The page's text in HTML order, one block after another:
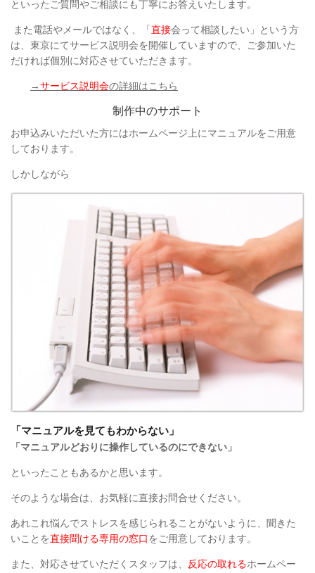
といったご質問やご相談にも丁寧にお答えいたします。
また電話やメールではなく、「 直接会って相談したい」という方
は、東京にてサービス説明会を開催していますので、ご参加いた
だければ個別に対応させていただきます。
→サービス説明会の詳細はこちら
制作中のサポート
お申込みいただいた方にはホームページ上にマニュアルをご用意
しております。
しかしながら
「マニュアルを見てもわからない」
「マニュアルどおりに操作しているのにできない」
といったこともあるかと思います。
そのような場合は、お気軽に直接お問合せください。
あれこれ悩んでストレスを感じられることがないように、聞きた
いことを直接聞ける専用の窓口をご用意しております。
また、対応させていただくスタッフは、 反応の取れるホームペー